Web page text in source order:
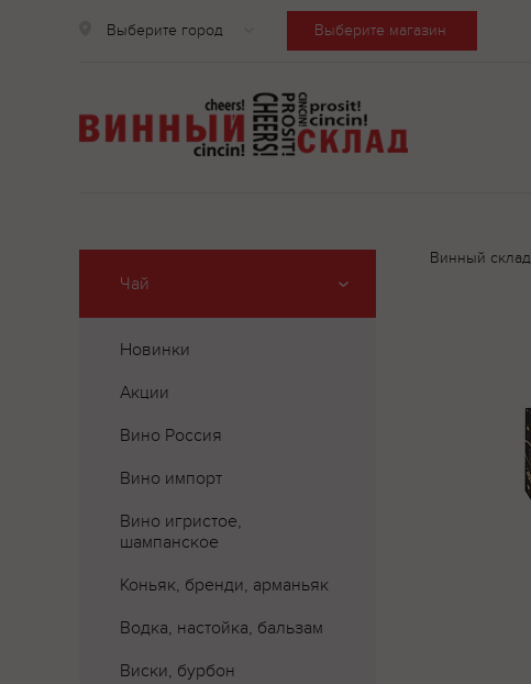
Выберите город Выберите магазин
Чай
Новинки
Акции
Вино Россия
Вино импорт
Вино игристое,
шампанское
Коньяк, бренди, арманьяк
Водка, настойка, бальзам
Виски, бурбон
Винный склад